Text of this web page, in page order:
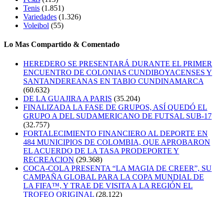
Tenis (1.851)
Variedades (1.326)
Voleibol (55)
Lo Mas Compartido & Comentado
HEREDERO SE PRESENTARÁ DURANTE EL PRIMER
ENCUENTRO DE COLONIAS CUNDIBOYACENSES Y
SANTANDEREANAS EN TABIO CUNDINAMARCA
(60.632)
DE LA GUAJIRA A PARIS (35.204)
FINALIZADA LA FASE DE GRUPOS, ASÍ QUEDÓ EL
GRUPO A DEL SUDAMERICANO DE FUTSAL SUB-17
(32.757)
FORTALECIMIENTO FINANCIERO AL DEPORTE EN
484 MUNICIPIOS DE COLOMBIA, QUE APROBARON
EL ACUERDO DE LA TASA PRODEPORTE Y
RECREACION (29.368)
COCA-COLA PRESENTA “LA MAGIA DE CREER”, SU
CAMPAÑA GLOBAL PARA LA COPA MUNDIAL DE
LA FIFA™, Y TRAE DE VISITA A LA REGIÓN EL
TROFEO ORIGINAL (28.122)